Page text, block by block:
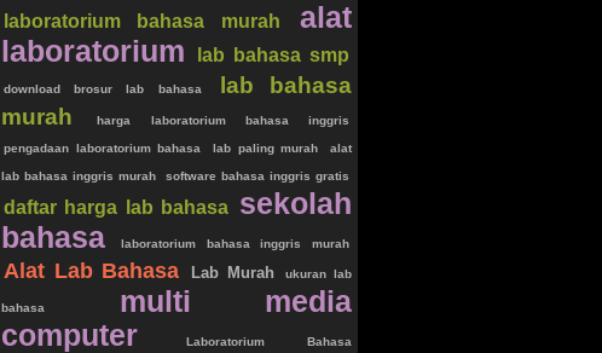
laboratorium bahasa murah
alat
laboratorium
lab bahasa smp
download brosur lab bahasa
lab bahasa
murah
harga laboratorium bahasa inggris
pengadaan laboratorium bahasa lab paling murah alat
lab bahasa inggris murah software bahasa inggris gratis
daftar harga lab bahasa
sekolah
bahasa
laboratorium bahasa inggris murah
Alat Lab Bahasa Lab Murah ukuran lab
bahasa
multi media
computer
Laboratorium Bahasa